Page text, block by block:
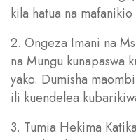
kila hatua na
2. Ongeza Imani na
na Mungu kunapaswa
yako. Dumisha
ili kuendelea
3. Tumia Hekima